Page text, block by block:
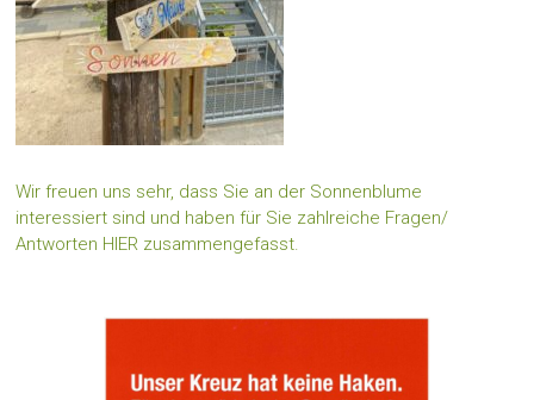
Wir freuen uns sehr, dass Sie an der Sonnenblume
interessiert sind und haben für Sie zahlreiche Fragen/
Antworten HIER zusammengefasst.